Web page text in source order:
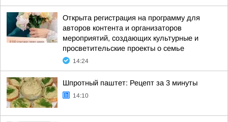
Открыта регистрация на программу для
авторов контента и организаторов
мероприятий, создающих культурные и
просветительские проекты о семье
14:24
Шпротный паштет: Рецепт за 3 минуты
14:10